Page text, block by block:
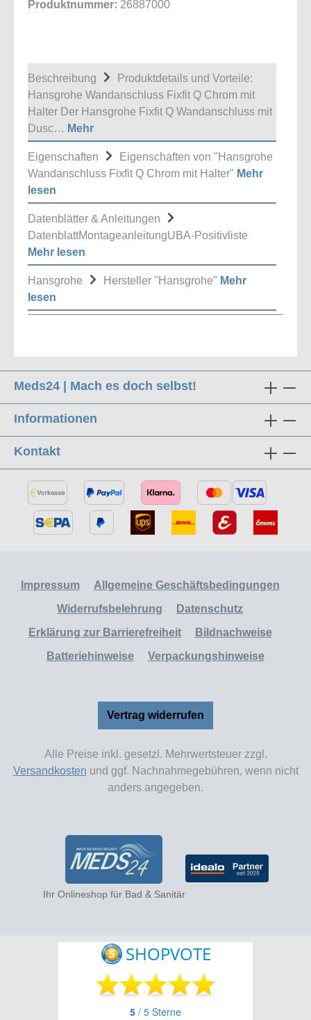
Produktnummer: 26887000
Beschreibung
Produktdetails und Vorteile:
Hansgrohe Wandanschluss Fixfit Q Chrom mit
Halter Der Hansgrohe Fixfit Q Wandanschluss mit
Dusc… Mehr
Eigenschaften
Eigenschaften von "Hansgrohe
Wandanschluss Fixfit Q Chrom mit Halter" Mehr
lesen
Datenblätter & Anleitungen
DatenblattMontageanleitungUBA-Positivliste
Mehr lesen
Hansgrohe Hersteller "Hansgrohe" Mehr
lesen
Meds24 | Mach es doch selbst!
Informationen
Kontakt
Impressum
Allgemeine Geschäftsbedingungen
Widerrufsbelehrung
Datenschutz
Erklärung zur Barrierefreiheit
Bildnachweise
Batteriehinweise
Verpackungshinweise
Vertrag widerrufen
Alle Preise inkl. gesetzl. Mehrwertsteuer zzgl.
Versandkosten und ggf. Nachnahmegebühren, wenn nicht
anders angegeben.
Ihr Onlineshop für Bad & Sanitär